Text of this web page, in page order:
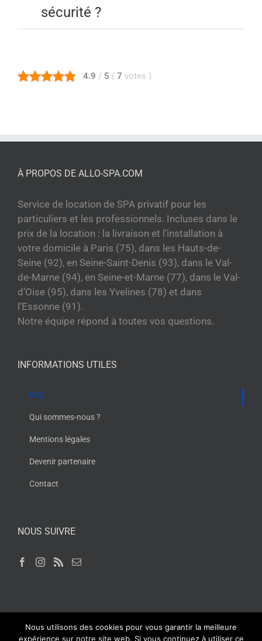
sécurité ?
4.9 / 5 ( 7 votes )
À PROPOS DE ALLO-SPA.COM
Service de location de SPA privatif pour les
particuliers et les professionnels. Incluses dans le
prix de la location : la livraison et l’installation à
votre domicile à Paris (75), dans les Hauts-de-
Seine (92), en Seine-Saint-Denis (93), dans le Val-
de-Marne (94), en Seine-et-Marne (77), dans le Val-
d’Oise (95), dans les Yvelines (78) et dans
l’Essonne (91).
Notre équipe répond à toutes vos questions.
INFORMATIONS UTILES
FAQ
Qui sommes-nous ?
Mentions légales
Devenir partenaire
Contact
NOUS SUIVRE
Nous utilisons des cookies pour vous garantir la meilleure
expérience sur notre site web. Si vous continuez à utiliser ce